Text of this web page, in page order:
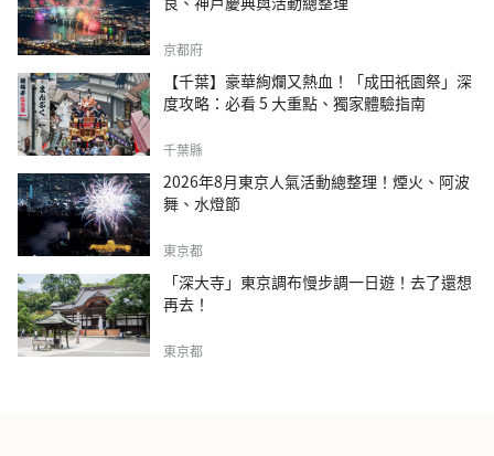
京都府
【千葉】豪華絢爛又熱血！「成田祇園祭」深
度攻略：必看 5 大重點、獨家體驗指南
千葉縣
2026年8月東京人氣活動總整理！煙火、阿波
舞、水燈節
東京都
「深大寺」東京調布慢步調一日遊！去了還想
再去！
東京都